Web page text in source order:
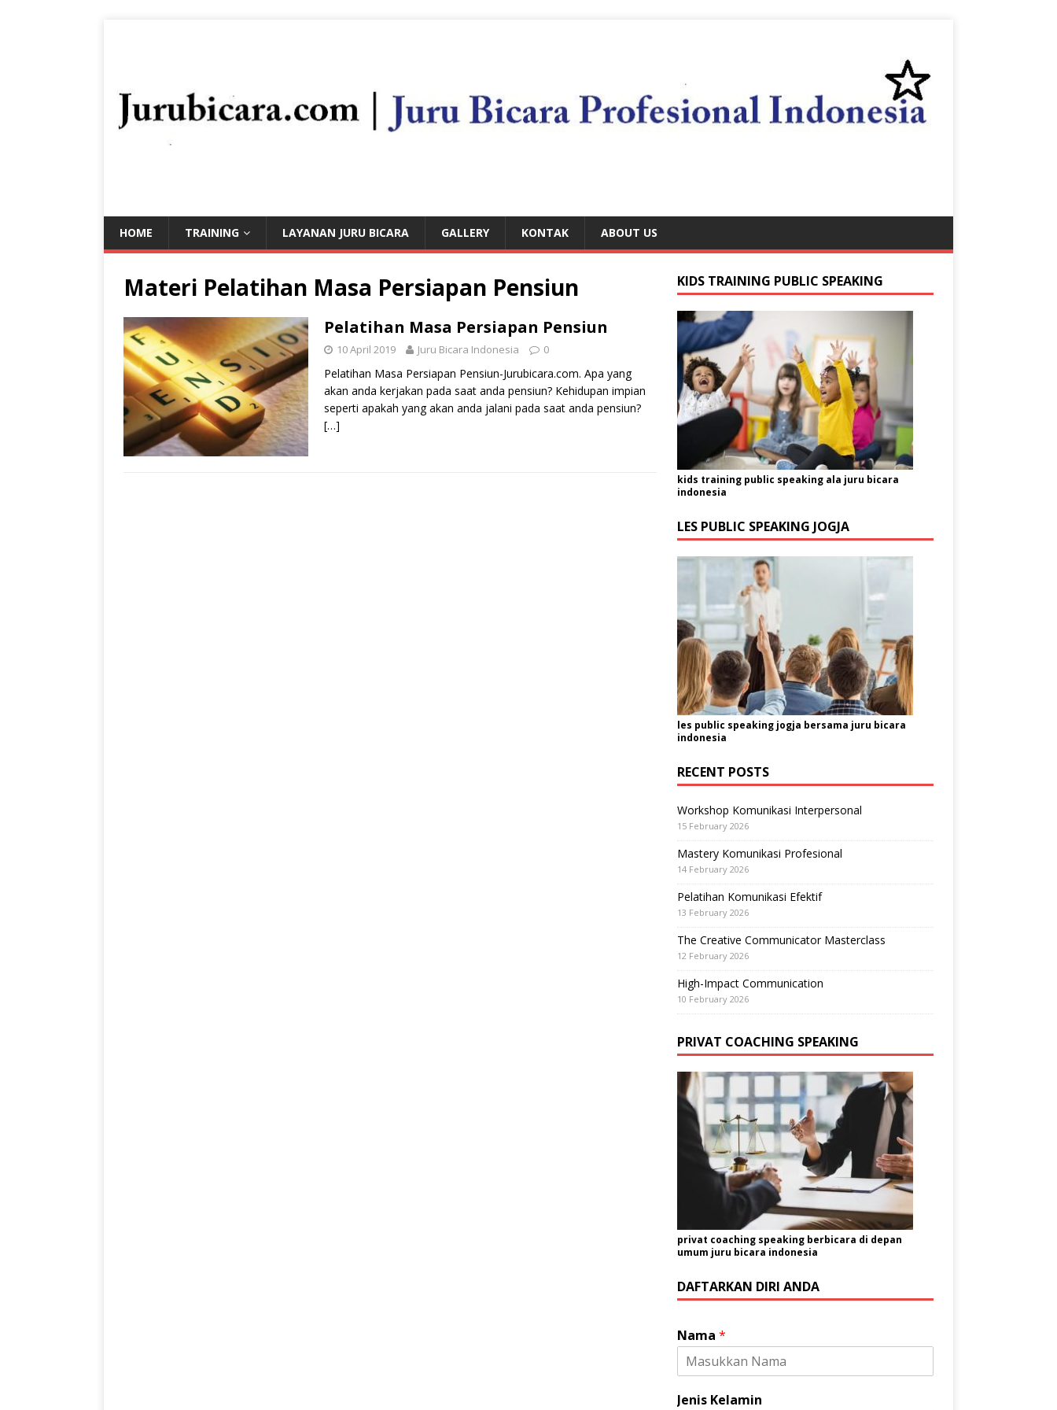
HOME TRAINING LAYANAN JURU BICARA GALLERY KONTAK ABOUT US
Materi Pelatihan Masa Persiapan Pensiun
Pelatihan Masa Persiapan Pensiun
10 April 2019 Juru Bicara Indonesia 0
Pelatihan Masa Persiapan Pensiun-Jurubicara.com. Apa yang
akan anda kerjakan pada saat anda pensiun? Kehidupan impian
seperti apakah yang akan anda jalani pada saat anda pensiun?
[…]
KIDS TRAINING PUBLIC SPEAKING
kids training public speaking ala juru bicara
indonesia
LES PUBLIC SPEAKING JOGJA
les public speaking jogja bersama juru bicara
indonesia
RECENT POSTS
Workshop Komunikasi Interpersonal
15 February 2026
Mastery Komunikasi Profesional
14 February 2026
Pelatihan Komunikasi Efektif
13 February 2026
The Creative Communicator Masterclass
12 February 2026
High-Impact Communication
10 February 2026
PRIVAT COACHING SPEAKING
privat coaching speaking berbicara di depan
umum juru bicara indonesia
DAFTARKAN DIRI ANDA
Nama *
Jenis Kelamin